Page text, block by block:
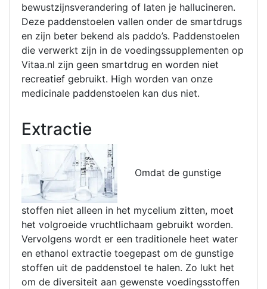
bewustzijnsverandering of laten je hallucineren.
Deze paddenstoelen vallen onder de smartdrugs
en zijn beter bekend als paddo’s. Paddenstoelen
die verwerkt zijn in de voedingssupplementen op
Vitaa.nl zijn geen smartdrug en worden niet
recreatief gebruikt. High worden van onze
medicinale paddenstoelen kan dus niet.
Extractie
Omdat de gunstige
stoffen niet alleen in het mycelium zitten, moet
het volgroeide vruchtlichaam gebruikt worden.
Vervolgens wordt er een traditionele heet water
en ethanol extractie toegepast om de gunstige
stoffen uit de paddenstoel te halen. Zo lukt het
om de diversiteit aan gewenste voedingsstoffen